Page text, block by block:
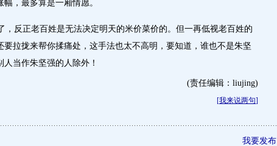
，最多算是一厢情愿。
，反正老百姓是无法决定明天的米价菜价的。但一再低视老百姓的
要拉拢来帮你揉痛处，这手法也太不高明，要知道，谁也不是朱坚
当作朱坚强的人除外！
(责任编辑：liujing)
[我来说两句]
我要发布